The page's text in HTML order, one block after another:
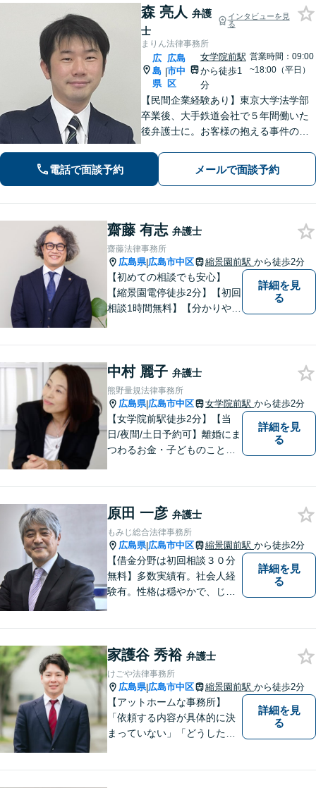
森 亮人 弁護
士
インタビューを見
る
まりん法律事務所
広
島
県
|
広島
市中
区
女学院前駅
から徒歩1
分
営業時間：09:00
~18:00（平日）
【民間企業経験あり】東京大学法学部
卒業後、大手鉄道会社で５年間働いた
後弁護士に。お客様の抱える事件の本
出すのが得意です。逆に私からは、法
律用語を多用しない分かり易い説明を
電話で面談予約 メールで面談予約
齋藤 有志 弁護士
齋藤法律事務所
広島県|広島市中区 縮景園前駅 から徒歩2分
【初めての相談でも安心】
【縮景園電停徒歩2分】【初回
相談1時間無料】【分かりやす
え、納得の解決を目指しま
す。
詳細を見
る
中村 麗子 弁護士
熊野量規法律事務所
広島県|広島市中区 女学院前駅 から徒歩2分
【女学院前駅徒歩2分】【当
日/夜間/土日予約可】離婚にま
つわるお金・子どものこと、
せください。丁寧にお話を伺
い、お一人おひとりに合った
解決方法を提案します。
詳細を見
る
原田 一彦 弁護士
もみじ総合法律事務所
広島県|広島市中区 縮景園前駅 から徒歩2分
【借金分野は初回相談３０分
無料】多数実績有。社会人経
験有。性格は穏やかで、じっ
詳細を見
る
家護谷 秀裕 弁護士
けごや法律事務所
広島県|広島市中区 縮景園前駅 から徒歩2分
【アットホームな事務所】
「依頼する内容が具体的に決
まっていない」「どうしたら
詳細を見
る